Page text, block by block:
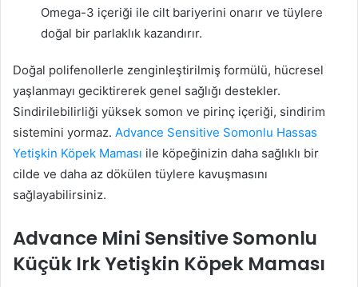
Omega-3 içeriği ile cilt bariyerini onarır ve tüylere
doğal bir parlaklık kazandırır.
Doğal polifenollerle zenginleştirilmiş formülü, hücresel
yaşlanmayı geciktirerek genel sağlığı destekler.
Sindirilebilirliği yüksek somon ve pirinç içeriği, sindirim
sistemini yormaz. Advance Sensitive Somonlu Hassas
Yetişkin Köpek Maması ile köpeğinizin daha sağlıklı bir
cilde ve daha az dökülen tüylere kavuşmasını
sağlayabilirsiniz.
Advance Mini Sensitive Somonlu
Küçük Irk Yetişkin Köpek Maması